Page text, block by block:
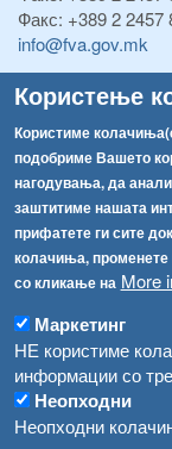
Користење
Користиме
подобриме Вашето
нагодувања, да
заштитиме нашата
прифатете ги сите
колачиња, променете
со кликање на More
Маркетинг
НЕ користиме
информации со
Неопходни
Неопходни
Факс: +389 2 2457
info@fva.gov.mk
[АХВ-претходна
Република Бугарија ги засили официјалните контроли при увоз на свежо овошје и зеленчук
Високите температури ризик од труење со храна, опасни се и за животните
Водата во Гостивар може да се користи како техничка, продолжува испораката на флаширана вода
Во Гостивар спроведени 70 вонредни контроли
Забраната за водата во Гостивар останува на сила, операторите да користат само технички безбедна вода